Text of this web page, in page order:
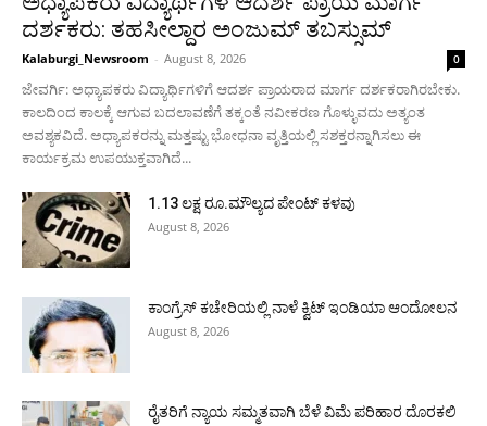
ದರ್ಶಕರು: ತಹಸೀಲ್ದಾರ ಅಂಜುಮ್ ತಬಸ್ಸುಮ್
Kalaburgi_Newsroom - August 8, 2026 0
ಜೇವರ್ಗಿ: ಅಧ್ಯಾಪಕರು ವಿದ್ಯಾರ್ಥಿಗಳಿಗೆ ಆದರ್ಶ ಪ್ರಾಯರಾದ ಮಾರ್ಗ ದರ್ಶಕರಾಗಿರಬೇಕು.
ಕಾಲದಿಂದ ಕಾಲಕ್ಕೆ ಆಗುವ ಬದಲಾವಣೆಗೆ ತಕ್ಕಂತೆ ನವೀಕರಣ ಗೊಳ್ಳುವದು ಅತ್ಯಂತ
ಅವಶ್ಯಕವಿದೆ. ಅಧ್ಯಾಪಕರನ್ನು ಮತ್ತಷ್ಟು ಭೋಧನಾ ವೃತ್ತಿಯಲ್ಲಿ ಸಶಕ್ತರನ್ನಾಗಿಸಲು ಈ
ಕಾರ್ಯಕ್ರಮ ಉಪಯುಕ್ತವಾಗಿದೆ...
1.13 ಲಕ್ಷ ರೂ.ಮೌಲ್ಯದ ಪೇಂಟ್ ಕಳವು
August 8, 2026
ಕಾಂಗ್ರೆಸ್ ಕಚೇರಿಯಲ್ಲಿ ನಾಳೆ ಕ್ವಿಟ್ ಇಂಡಿಯಾ ಆಂದೋಲನ
August 8, 2026
ರೈತರಿಗೆ ನ್ಯಾಯ ಸಮ್ಮತವಾಗಿ ಬೆಳೆ ವಿಮೆ ಪರಿಹಾರ ದೊರಕಲಿ